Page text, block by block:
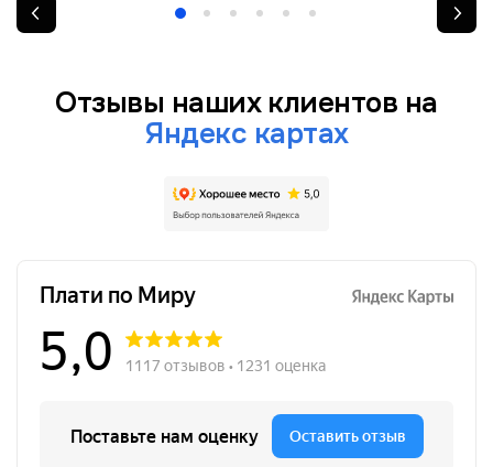
Отзывы наших клиентов на
Яндекс картах